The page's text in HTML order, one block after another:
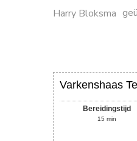
Harry Bloksma
Varkenshaas
Bereidingstijd
15 min